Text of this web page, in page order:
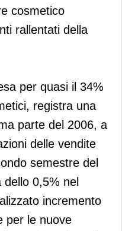
cosmetico
rallentati della
per quasi il 34%
registra una
parte del 2006, a
delle vendite
semestre del
dello 0,5% nel
incremento
per le nuove